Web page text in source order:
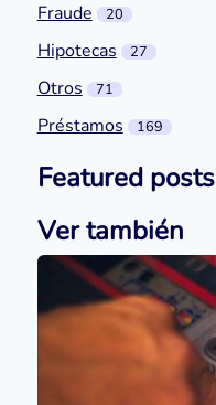
Fraude 20
Hipotecas 27
Otros 71
Préstamos 169
Featured posts
Ver también